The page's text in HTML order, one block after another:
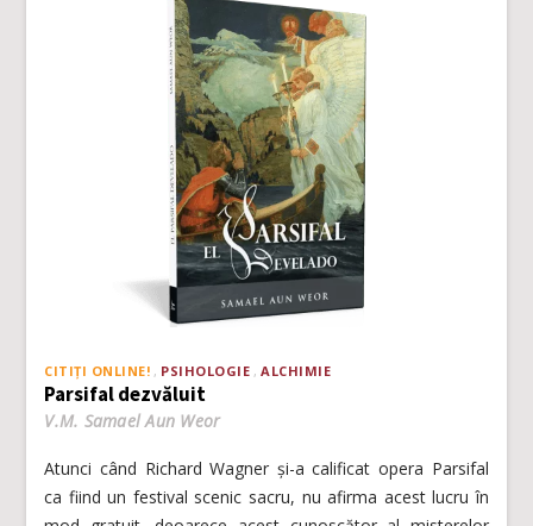
CITIȚI ONLINE! PSIHOLOGIE ALCHIMIE
Parsifal dezvăluit
V.M. Samael Aun Weor
Atunci când Richard Wagner și-a calificat opera Parsifal
ca fiind un festival scenic sacru, nu afirma acest lucru în